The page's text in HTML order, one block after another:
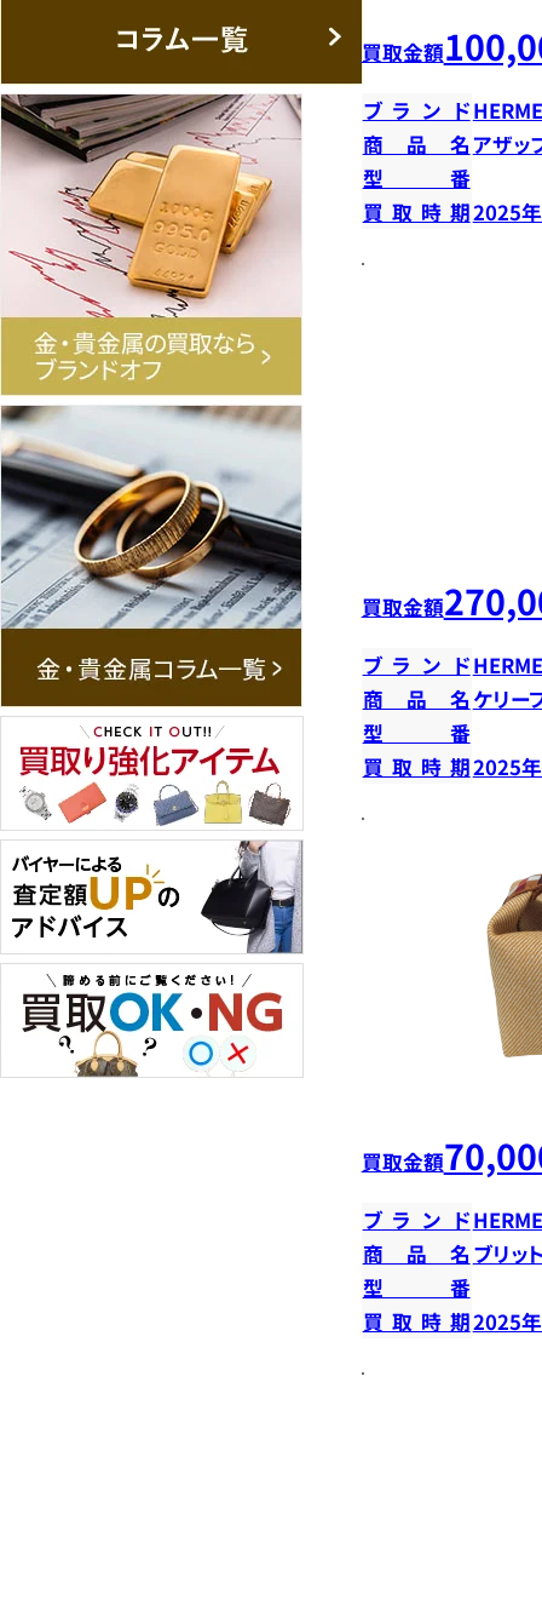
買取金額
ブランド
商品名アザッ
型番
買取時期2025
買取金額
ブランド
商品名 ケリー
型番
買取時期2025
買取金額
ブランド
商品名 ブリッ
型番
買取時期2025